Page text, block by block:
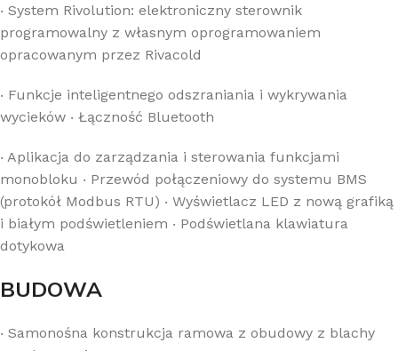
‧ System Rivolution: elektroniczny sterownik
programowalny z własnym oprogramowaniem
opracowanym przez Rivacold
‧ Funkcje inteligentnego odszraniania i wykrywania
wycieków ‧ Łączność Bluetooth
‧ Aplikacja do zarządzania i sterowania funkcjami
monobloku ‧ Przewód połączeniowy do systemu BMS
(protokół Modbus RTU) ‧ Wyświetlacz LED z nową grafiką
i białym podświetleniem ‧ Podświetlana klawiatura
dotykowa
BUDOWA
‧ Samonośna konstrukcja ramowa z obudowy z blachy